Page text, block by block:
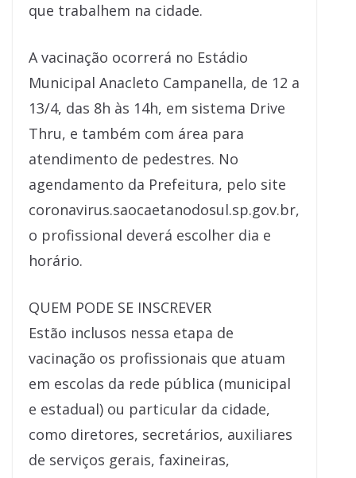
que trabalhem na cidade.
A vacinação ocorrerá no Estádio
Municipal Anacleto Campanella, de 12 a
13/4, das 8h às 14h, em sistema Drive
Thru, e também com área para
atendimento de pedestres. No
agendamento da Prefeitura, pelo site
coronavirus.saocaetanodosul.sp.gov.br,
o profissional deverá escolher dia e
horário.
QUEM PODE SE INSCREVER
Estão inclusos nessa etapa de
vacinação os profissionais que atuam
em escolas da rede pública (municipal
e estadual) ou particular da cidade,
como diretores, secretários, auxiliares
de serviços gerais, faxineiras,